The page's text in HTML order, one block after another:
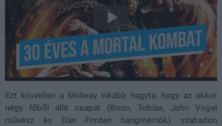
Ezt követően a Midway inkább hagyta, hogy az akkor
négy főből álló csapat (Boon, Tobias, John Vogel
művész és Dan Forden hangmérnök) szabadon